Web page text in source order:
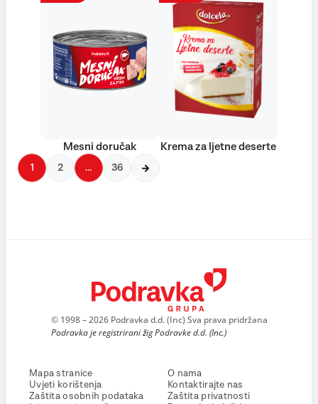
Mesni doručak Krema za ljetne deserte
1 2 … 36
© 1998 – 2026 Podravka d.d. (Inc) Sva prava pridržana
Podravka je registrirani žig Podravke d.d. (Inc.)
Mapa stranice
Uvjeti korištenja
Zaštita osobnih podataka
O nama
Kontaktirajte nas
Zaštita privatnosti